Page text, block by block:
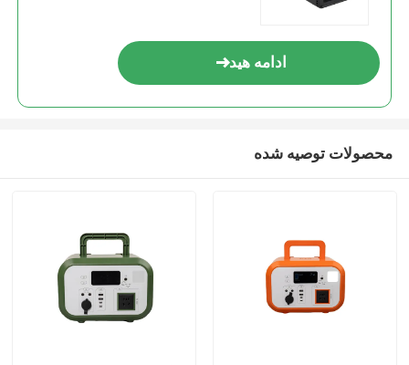
ادامه هید
محصولات توصیه شده